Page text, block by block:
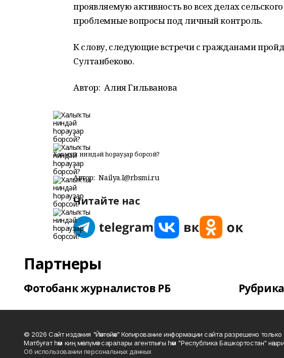
проявляемую активность во всех делах
проблемные вопросы под личный контроль.
К слову, следующие встречи с гражданами
Султанбеково.
Автор: Алия Гильванова
Халыҡты ниндәй һорауҙар борсой?
Автор: Nailya.I@rbsmi.ru
Читайте нас
Партнеры
Фотобанк журналистов РБ
© 2026 Сайт издания "Йәнтөйәк" Копирование информации сайта разрешено
Матбуғат һәм киң мәғлүмәт саралары агентлығы һәм "Республика Башкортостан"
Об использовании персональных данных